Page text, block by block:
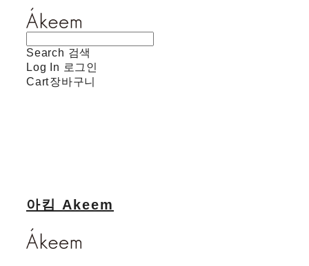
Search 검색
Log In 로그인
Cart장바구니
아킴 Akeem